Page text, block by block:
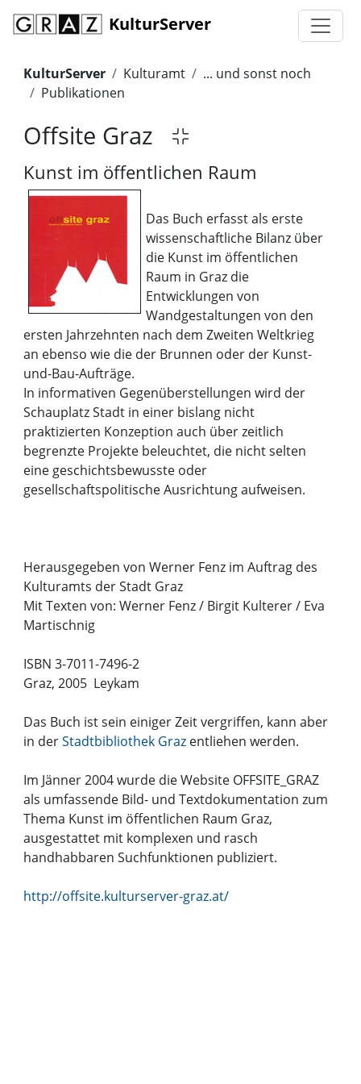
KulturServer
KulturServer Kulturamt
... und sonst noch
Publikationen
Offsite Graz
Kunst im öffentlichen Raum
Das Buch erfasst als erste
wissenschaftliche Bilanz über
die Kunst im öffentlichen
Raum in Graz die
Entwicklungen von
Wandgestaltungen von den
ersten Jahrzehnten nach dem Zweiten Weltkrieg
an ebenso wie die der Brunnen oder der Kunst-
und-Bau-Aufträge.
In informativen Gegenüberstellungen wird der
Schauplatz Stadt in einer bislang nicht
praktizierten Konzeption auch über zeitlich
begrenzte Projekte beleuchtet, die nicht selten
eine geschichtsbewusste oder
gesellschaftspolitische Ausrichtung aufweisen.
Herausgegeben von Werner Fenz im Auftrag des
Kulturamts der Stadt Graz
Mit Texten von: Werner Fenz / Birgit Kulterer / Eva
Martischnig
ISBN 3-7011-7496-2
Graz, 2005 Leykam
Das Buch ist sein einiger Zeit vergriffen, kann aber
in derStadtbibliothek Graz entliehen werden.
Im Jänner 2004 wurde die Website OFFSITE_GRAZ
als umfassende Bild- und Textdokumentation zum
Thema Kunst im öffentlichen Raum Graz,
ausgestattet mit komplexen und rasch
handhabbaren Suchfunktionen publiziert.
http://offsite.kulturserver-graz.at/